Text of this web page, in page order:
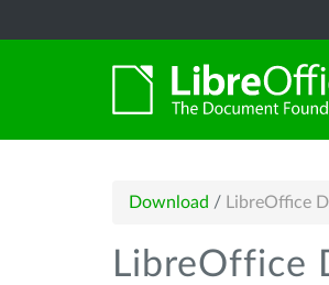
Download / LibreOffice
LibreOffice